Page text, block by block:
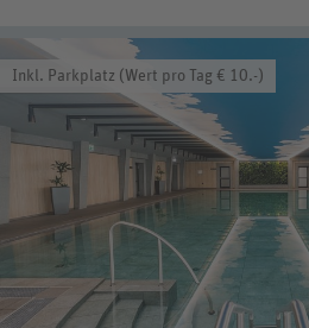
Inkl. Parkplatz (Wert pro Tag € 10.-)